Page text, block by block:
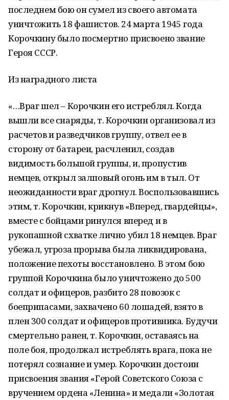
последнем бою он сумел из своего автомата
уничтожить 18 фашистов. 24 марта 1945 года
Корочкину было посмертно присвоено звание
Героя СССР.
Из наградного листа
«…Враг шел – Корочкин его истреблял. Когда
вышли все снаряды, т. Корочкин организовал из
расчетов и разведчиков группу, отвел ее в
сторону от батареи, расчленил, создав
видимость большой группы, и, пропустив
немцев, открыл залповый огонь им в тыл. От
неожиданности враг дрогнул. Воспользовавшись
этим, т. Корочкин, крикнув «Вперед, гвардейцы»,
вместе с бойцами ринулся вперед и в
рукопашной схватке лично убил 18 немцев. Враг
убежал, угроза прорыва была ликвидирована,
положение пехоты восстановлено. В этом бою
группой Корочкина было уничтожено до 500
солдат и офицеров, разбито 28 повозок с
боеприпасами, захвачено 60 лошадей, взято в
плен 300 солдат и офицеров противника. Будучи
смертельно ранен, т. Корочкин, оставаясь на
поле боя, продолжал истреблять врага, пока не
потерял сознание и умер. Корочкин достоин
присвоения звания «Герой Советского Союза с
вручением ордена «Ленина» и медали «Золотая